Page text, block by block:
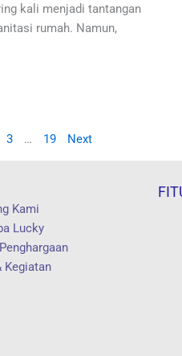
kali menjadi tantangan
rumah. Namun,
3 … 19 Next
Kami
Lucky
Kegiatan